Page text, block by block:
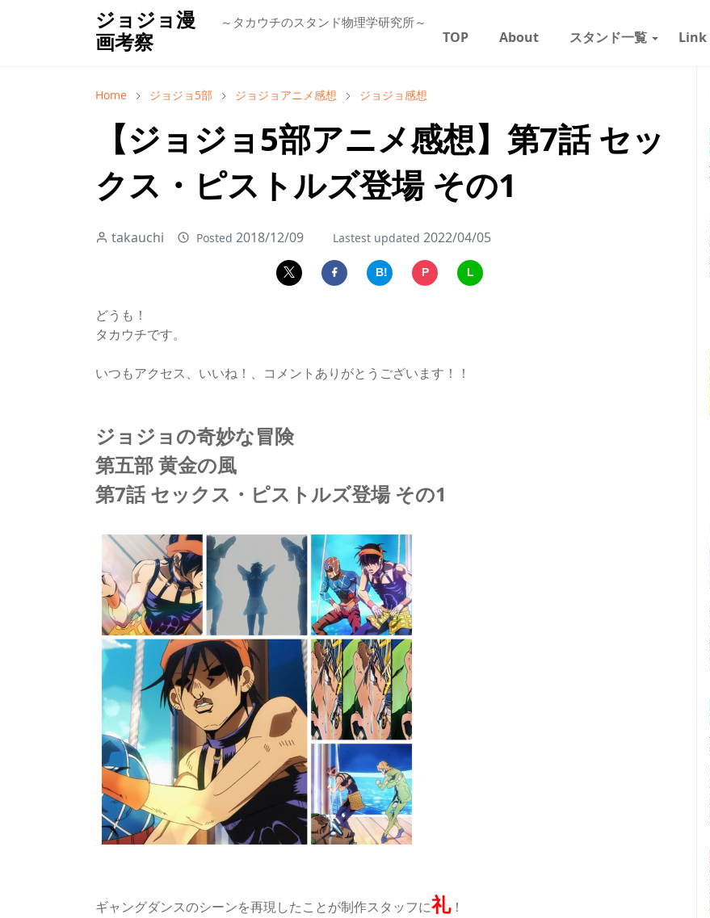
ジョジョ漫
画考察
～タカウチのスタンド物理学研究所～
TOP About スタンド一覧 Link
Home ジョジョ5部 ジョジョアニメ感想 ジョジョ感想
【ジョジョ5部アニメ感想】第7話 セッ
クス・ピストルズ登場 その1
takauchi Posted 2018/12/09 Lastest updated 2022/04/05
B! P L
どうも！
タカウチです。
いつもアクセス、いいね！、コメントありがとうございます！！
ジョジョの奇妙な冒険
第五部 黄金の風
第7話 セックス・ピストルズ登場 その1
ギャングダンスのシーンを再現したことが制作スタッフに礼！